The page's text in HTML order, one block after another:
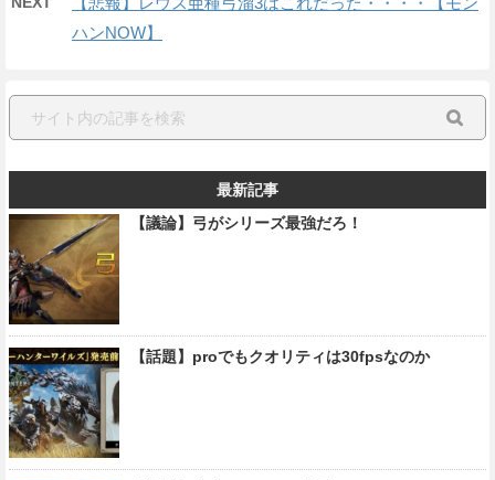
ハンNOW】
最新記事
【議論】弓がシリーズ最強だろ！
【話題】proでもクオリティは30fpsなのか